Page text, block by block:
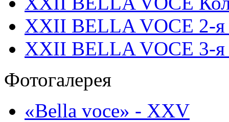
XXII BELLA VOCE 2-
XXII BELLA VOCE 3-
Фотогалерея
«Bella voce» - XXV